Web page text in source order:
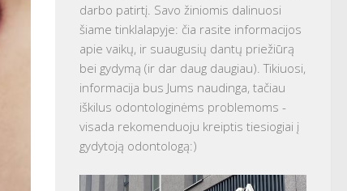
darbo patirtį. Savo žiniomis dalinuosi
šiame tinklalapyje: čia rasite informacijos
apie vaikų, ir suaugusių dantų priežiūrą
bei gydymą (ir dar daug daugiau). Tikiuosi,
informacija bus Jums naudinga, tačiau
iškilus odontologinėms problemoms -
visada rekomenduoju kreiptis tiesiogiai į
gydytoją odontologą:)